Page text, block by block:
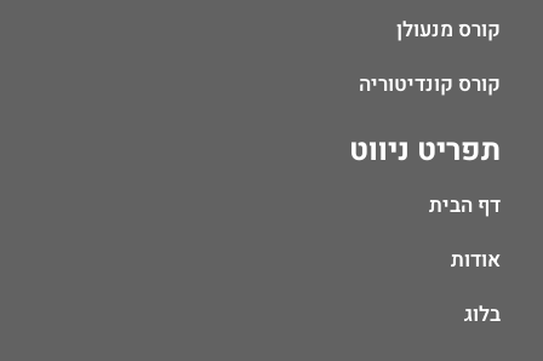
תפריט ניווט
דף הבית
אודות
בלוג
קורס מנעולן
קורס קונדיטוריה